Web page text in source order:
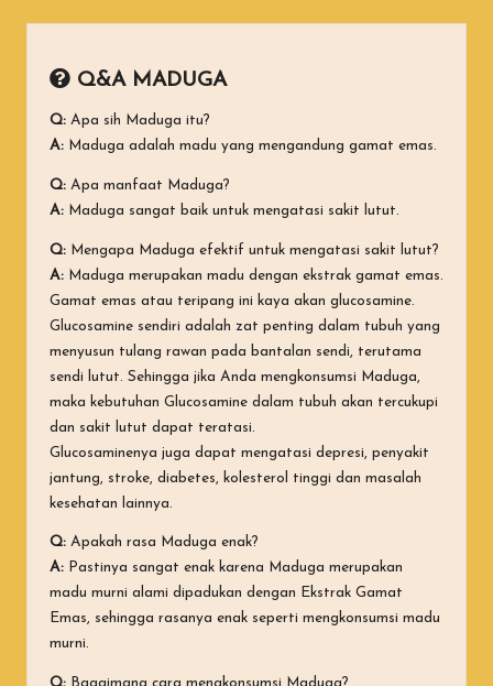
Q&A MADUGA
Q: Apa sih Maduga itu?
A: Maduga adalah madu yang mengandung gamat emas.
Q: Apa manfaat Maduga?
A: Maduga sangat baik untuk mengatasi sakit lutut.
Q: Mengapa Maduga efektif untuk mengatasi sakit lutut?
A: Maduga merupakan madu dengan ekstrak gamat emas.
Gamat emas atau teripang ini kaya akan glucosamine.
Glucosamine sendiri adalah zat penting dalam tubuh yang
menyusun tulang rawan pada bantalan sendi, terutama
sendi lutut. Sehingga jika Anda mengkonsumsi Maduga,
maka kebutuhan Glucosamine dalam tubuh akan tercukupi
dan sakit lutut dapat teratasi.
Glucosaminenya juga dapat mengatasi depresi, penyakit
jantung, stroke, diabetes, kolesterol tinggi dan masalah
kesehatan lainnya.
Q: Apakah rasa Maduga enak?
A: Pastinya sangat enak karena Maduga merupakan
madu murni alami dipadukan dengan Ekstrak Gamat
Emas, sehingga rasanya enak seperti mengkonsumsi madu
murni.